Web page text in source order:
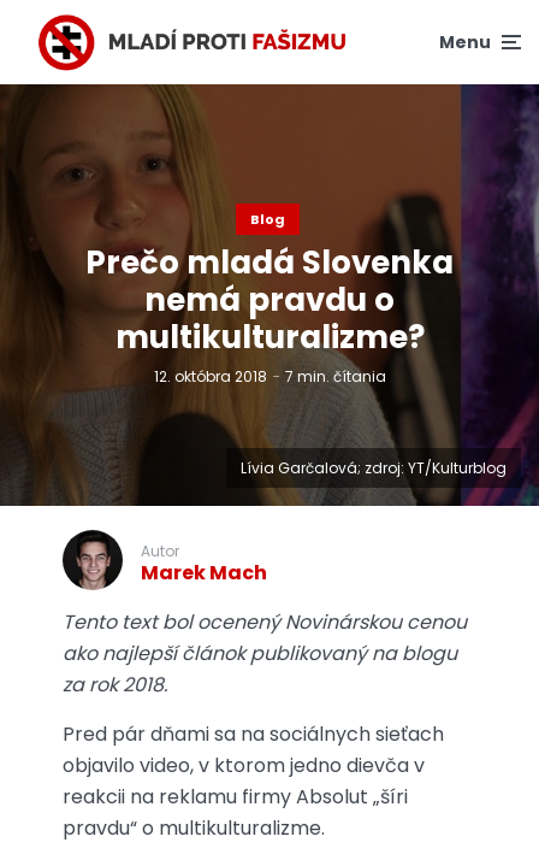
Menu
Lívia Garčalová; zdroj: YT/Kulturblog
Blog
Prečo mladá Slovenka
nemá pravdu o
multikulturalizme?
12. októbra 2018 7 min. čítania
Autor
Marek Mach
Tento text bol ocenený Novinárskou cenou
ako najlepší článok publikovaný na blogu
za rok 2018.
Pred pár dňami sa na sociálnych sieťach
objavilo video, v ktorom jedno dievča v
reakcii na reklamu firmy Absolut „šíri
pravdu“ o multikulturalizme.